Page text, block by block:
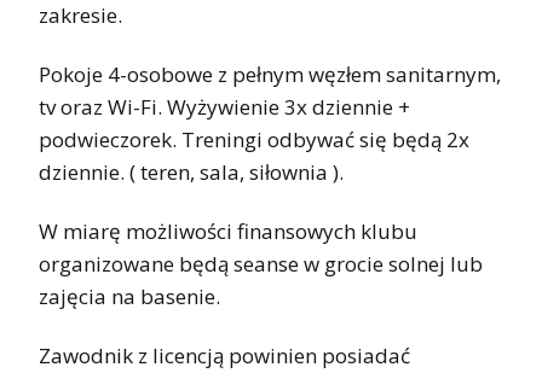
zakresie.
Pokoje 4-osobowe z pełnym węzłem sanitarnym,
tv oraz Wi-Fi. Wyżywienie 3x dziennie +
podwieczorek. Treningi odbywać się będą 2x
dziennie. ( teren, sala, siłownia ).
W miarę możliwości finansowych klubu
organizowane będą seanse w grocie solnej lub
zajęcia na basenie.
Zawodnik z licencją powinien posiadać